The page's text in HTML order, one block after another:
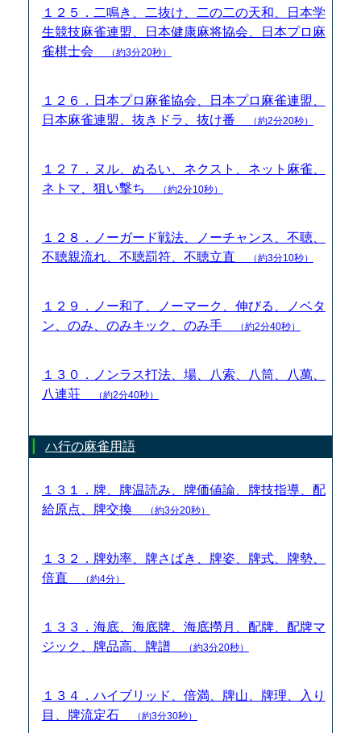
１２５．二鳴き、二抜け、二の二の天和、日本学
生競技麻雀連盟、日本健康麻将協会、日本プロ麻
雀棋士会
（約3分20秒）
１２６．日本プロ麻雀協会、日本プロ麻雀連盟、
日本麻雀連盟、抜きドラ、抜け番
（約2分20秒）
１２７．ヌル、ぬるい、ネクスト、ネット麻雀、
ネトマ、狙い撃ち
（約2分10秒）
１２８．ノーガード戦法、ノーチャンス、不聴、
不聴親流れ、不聴罰符、不聴立直
（約3分10秒）
１２９．ノー和了、ノーマーク、伸びる、ノベタ
ン、のみ、のみキック、のみ手
（約2分40秒）
１３０．ノンラス打法、場、八索、八筒、八萬、
八連荘
（約2分40秒）
ハ行の麻雀用語
１３１．牌、牌温読み、牌価値論、牌技指導、配
給原点、牌交換
（約3分20秒）
１３２．牌効率、牌さばき、牌姿、牌式、牌勢、
倍直
（約4分）
１３３．海底、海底牌、海底撈月、配牌、配牌マ
ジック、牌品高、牌譜
（約3分20秒）
１３４．ハイブリッド、倍満、牌山、牌理、入り
目、牌流定石
（約3分30秒）